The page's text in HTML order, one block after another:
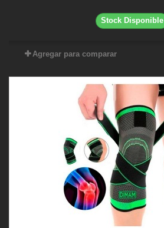
Stock Disponible
Agregar para comparar